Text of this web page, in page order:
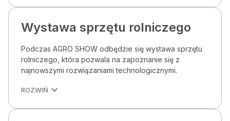
Wystawa sprzętu rolniczego
Podczas AGRO SHOW odbędzie się wystawa sprzętu
rolniczego, która pozwala na zapoznanie się z
najnowszymi rozwiązaniami technologicznymi.
ROZWIŃ